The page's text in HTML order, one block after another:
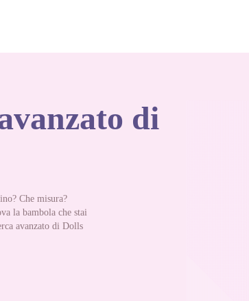
di
Che misura?
la bambola che stai
avanzato di Dolls